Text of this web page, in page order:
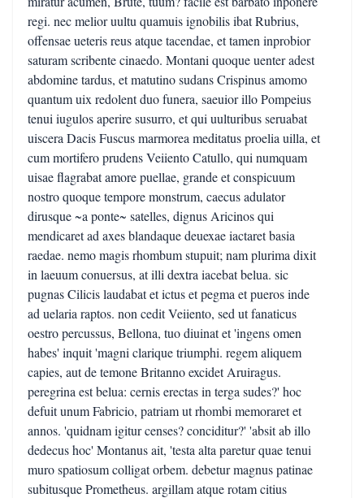
regi. nec melior uultu quamuis ignobilis ibat Rubrius,
offensae ueteris reus atque tacendae, et tamen inprobior
saturam scribente cinaedo. Montani quoque uenter adest
abdomine tardus, et matutino sudans Crispinus amomo
quantum uix redolent duo funera, saeuior illo Pompeius
tenui iugulos aperire susurro, et qui uulturibus seruabat
uiscera Dacis Fuscus marmorea meditatus proelia uilla, et
cum mortifero prudens Veiiento Catullo, qui numquam
uisae flagrabat amore puellae, grande et conspicuum
nostro quoque tempore monstrum, caecus adulator
dirusque ~a ponte~ satelles, dignus Aricinos qui
mendicaret ad axes blandaque deuexae iactaret basia
raedae. nemo magis rhombum stupuit; nam plurima dixit
in laeuum conuersus, at illi dextra iacebat belua. sic
pugnas Cilicis laudabat et ictus et pegma et pueros inde
ad uelaria raptos. non cedit Veiiento, sed ut fanaticus
oestro percussus, Bellona, tuo diuinat et 'ingens omen
habes' inquit 'magni clarique triumphi. regem aliquem
capies, aut de temone Britanno excidet Aruiragus.
peregrina est belua: cernis erectas in terga sudes?' hoc
defuit unum Fabricio, patriam ut rhombi memoraret et
annos. 'quidnam igitur censes? conciditur?' 'absit ab illo
dedecus hoc' Montanus ait, 'testa alta paretur quae tenui
muro spatiosum colligat orbem. debetur magnus patinae
subitusque Prometheus. argillam atque rotam citius